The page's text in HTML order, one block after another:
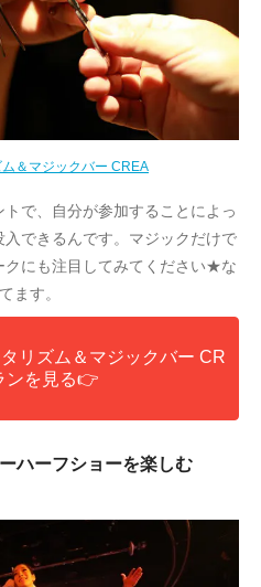
ム＆マジックバー CREA
で、自分が参加することによっ
できるんです。マジックだけで
クにも注目してみてください★な
ます。
リズム＆マジックバー CR
ンを見る👉
ハーフショーを楽しむ